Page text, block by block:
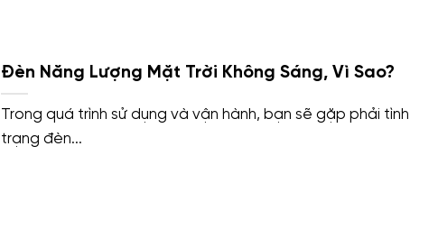
Đèn Năng Lượng Mặt Trời Không Sáng, Vì Sao?
Trong quá trình sử dụng và vận hành, bạn sẽ gặp phải tình
trạng đèn...